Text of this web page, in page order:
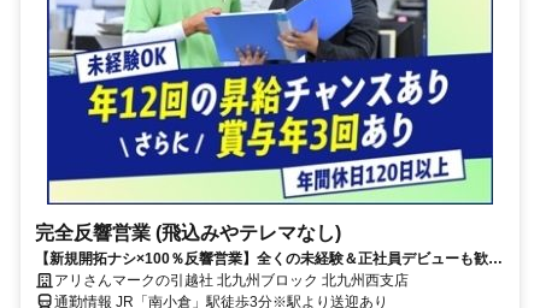
完全反響営業 (飛込みやテレマなし)
【新規開拓ナシ×100％反響営業】全くの未経験＆正社員デビューも歓迎
毎月昇給あり／賞与年3回／その他手当充実
アリさんマークの引越社 北九州ブロック 北九州西支店
通勤情報 JR「南小倉」駅徒歩3分※駅より送迎あり